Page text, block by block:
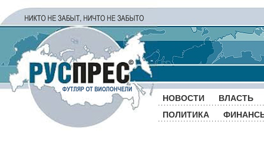
НОВОСТИ
ВЛАСТЬ
ПОЛИТИКА